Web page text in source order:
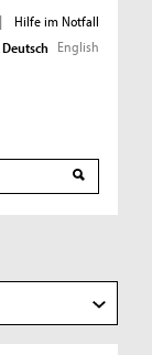
|
Hilfe im Notfall
Deutsch English